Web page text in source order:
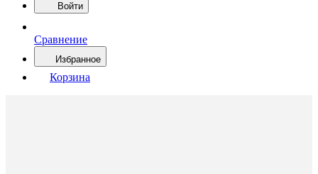
Войти
Сравнение
Избранное
Корзина